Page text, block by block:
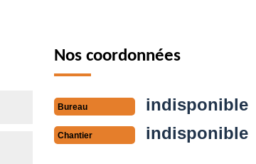
Nos coordonnées
Bureau indisponible
Chantier indisponible